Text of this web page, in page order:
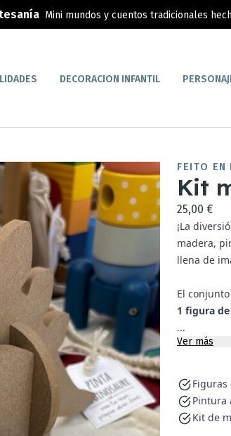
Mini mundos y cuentos tradicionales
DECORACION INFANTIL
FEITO EN
Kit
25,00 €
¡La
madera,
llena de
El
1 figura de
...
Ver más
Pintura
Kit de